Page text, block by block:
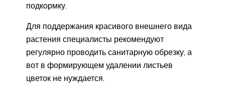
подкормку.
Для поддержания красивого внешнего вида
растения специалисты рекомендуют
регулярно проводить санитарную обрезку, а
вот в формирующем удалении листьев
цветок не нуждается.